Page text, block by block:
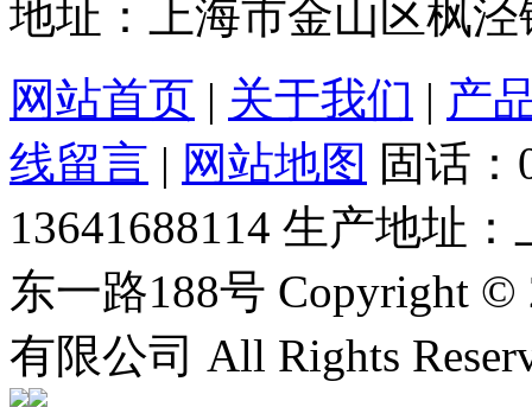
地址：上海市金山区枫
网站首页 | 关于我们 | 产
线留言 | 网站地图 固话
13641688114 生产地址：
东一路188号 Copyright ©
有限公司 All Rights